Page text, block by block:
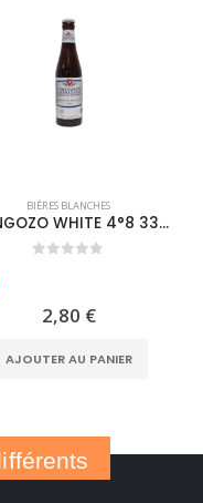
BIÈRES BLANCHES
MONGOZO WHITE 4°8 33CL
2,80 €
AJOUTER AU PANIER